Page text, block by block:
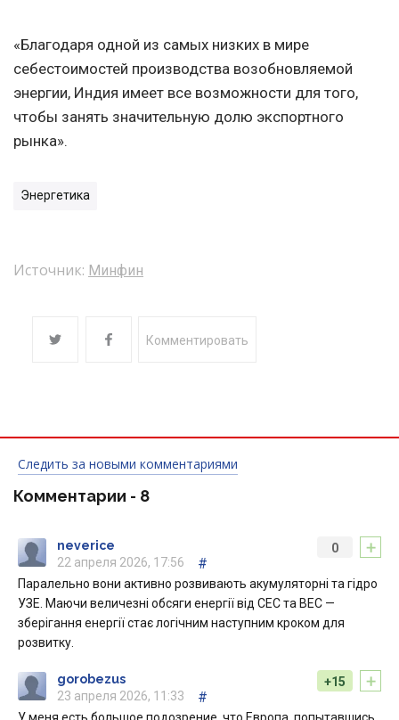
«Благодаря одной из самых низких в мире
себестоимостей производства возобновляемой
энергии, Индия имеет все возможности для того,
чтобы занять значительную долю экспортного
рынка».
Энергетика
Источник: Минфин
Комментировать
Следить за новыми комментариями
Комментарии - 8
+
0
neverice
22 апреля 2026, 17:56
#
Паралельно вони активно розвивають акумуляторні та гідро
УЗЕ. Маючи величезні обсяги енергії від СЕС та ВЕС —
зберігання енергії стає логічним наступним кроком для
розвитку.
+
+15
gorobezus
23 апреля 2026, 11:33
#